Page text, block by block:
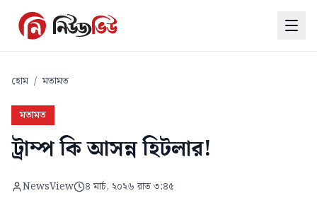
হোম / মতামত
মতামত
ট্রাম্প কি আসন্ন হিটলার!
NewsView ৪ মার্চ, ২০২৬ রাত ৩:৪৫